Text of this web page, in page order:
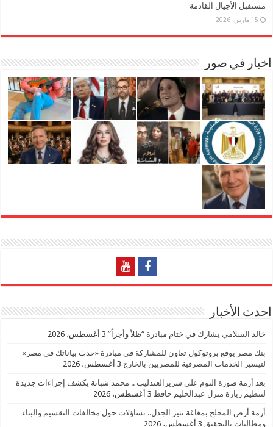
مستقبل الأجيال القادمة
15 مارس، 2026
اخبار في صور
احدث الأخبار
خالد السلامي يشارك في ختام مبادرة “ظلاً وأجراً” 3 أغسطس، 2026
بنك مصر يوقع بروتوكول تعاون للمشاركة في مبادرة «حدث بياناتك في مصر»
لتيسير الخدمات المصرفية للمصريين بالخارج 3 أغسطس، 2026
بعد أزمة صورة النوم على سريرالعندليب .. محمد شبانة يكشف إجراءات جديدة
لتنظيم زيارة منزل عبدالحليم حافظ 3 أغسطس، 2026
أزمة أرض المحلج بمغاغة تثير الجدل.. تساؤلات حول مخالفات التقسيم والبناء
ومطالبات بالتحقيق 3 أغسطس، 2026